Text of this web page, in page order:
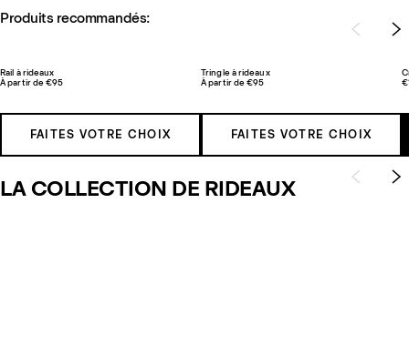
Produits recommandés:
Rail à rideaux
À partir de €95
FAITES VOTRE CHOIX
Tringle à rideaux
À partir de €95
FAITES VOTRE CHOIX
LA COLLECTION DE RIDEAUX